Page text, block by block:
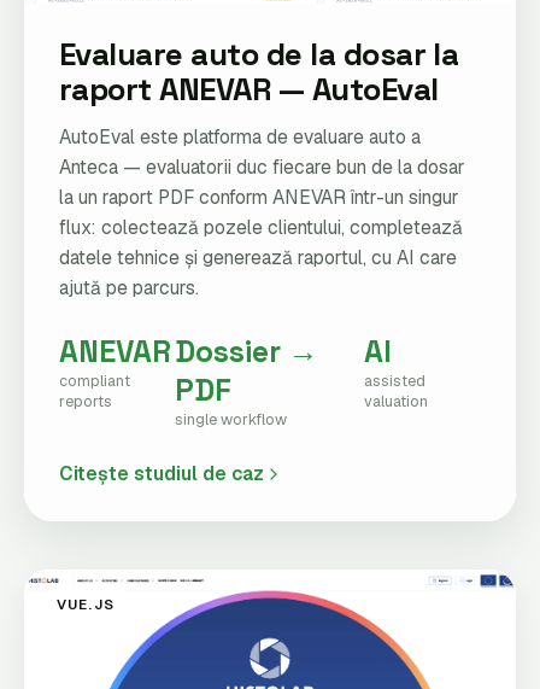
Evaluare auto de la dosar la
raport ANEVAR — AutoEval
AutoEval este platforma de evaluare auto a
Anteca — evaluatorii duc fiecare bun de la dosar
la un raport PDF conform ANEVAR într-un singur
flux: colectează pozele clientului, completează
datele tehnice și generează raportul, cu AI care
ajută pe parcurs.
ANEVAR
compliant
reports
Dossier →
PDF
single workflow
AI
assisted
valuation
Citește studiul de caz
VUE.JS